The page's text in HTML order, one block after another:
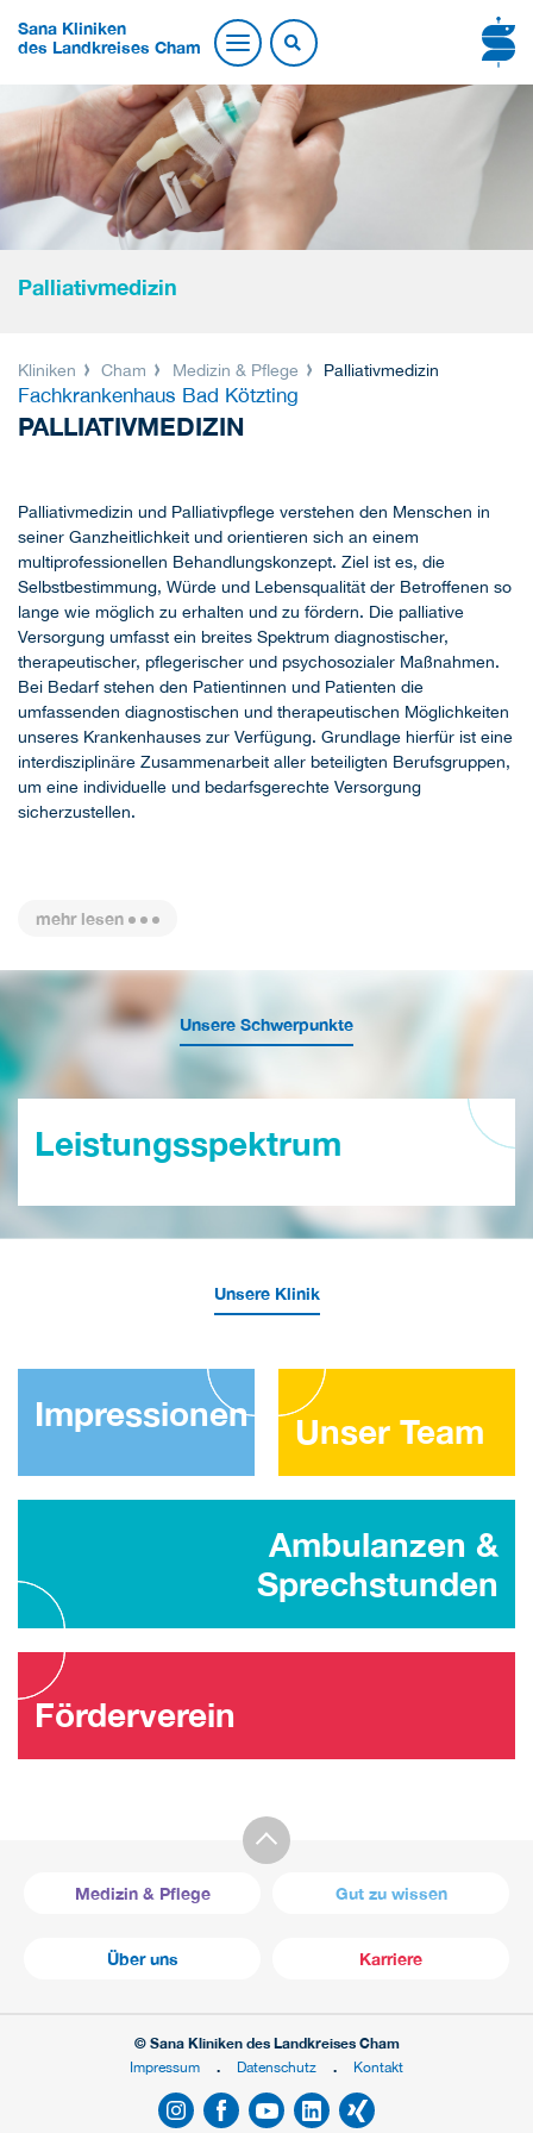
Sana Kliniken
des Landkreises Cham
Palliativmedizin
Kliniken Cham Medizin & Pflege Palliativmedizin
Fachkrankenhaus Bad Kötzting
PALLIATIVMEDIZIN
Palliativmedizin und Palliativpflege verstehen den Menschen in
seiner Ganzheitlichkeit und orientieren sich an einem
multiprofessionellen Behandlungskonzept. Ziel ist es, die
Selbstbestimmung, Würde und Lebensqualität der Betroffenen so
lange wie möglich zu erhalten und zu fördern. Die palliative
Versorgung umfasst ein breites Spektrum diagnostischer,
therapeutischer, pflegerischer und psychosozialer Maßnahmen.
Bei Bedarf stehen den Patientinnen und Patienten die
umfassenden diagnostischen und therapeutischen Möglichkeiten
unseres Krankenhauses zur Verfügung. Grundlage hierfür ist eine
interdisziplinäre Zusammenarbeit aller beteiligten Berufsgruppen,
um eine individuelle und bedarfsgerechte Versorgung
sicherzustellen.
mehr lesen
Unsere Schwerpunkte
Leistungsspektrum
Unsere Klinik
Impressionen Unser Team
Ambulanzen &
Sprechstunden
Förderverein
Medizin & Pflege Gut zu wissen
Über uns Karriere
© Sana Kliniken des Landkreises Cham
Impressum
Datenschutz Kontakt